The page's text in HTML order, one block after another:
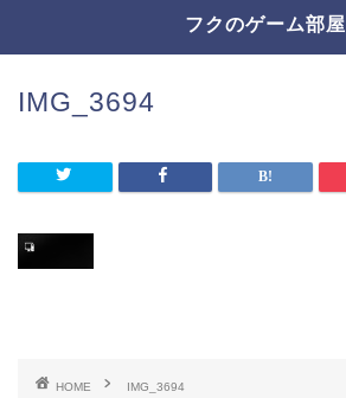
フクのゲーム部屋
IMG_3694
HOME IMG_3694